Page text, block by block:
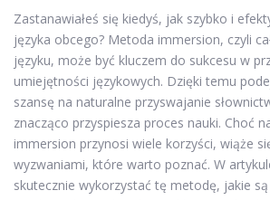
Zastanawiałeś się kiedyś, jak szybko i
języka obcego? Metoda immersion, czyli
języku, może być kluczem do sukcesu w
umiejętności językowych. Dzięki temu
szansę na naturalne przyswajanie
znacząco przyspiesza proces nauki. Choć
immersion przynosi wiele korzyści, wiąże
wyzwaniami, które warto poznać. W
skutecznie wykorzystać tę metodę, jakie